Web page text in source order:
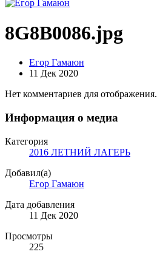
8G8B0086.jpg
Егор Гамаюн
11 Дек 2020
Нет комментариев для отображения.
Информация о медиа
Категория
2016 ЛЕТНИЙ ЛАГЕРЬ
Добавил(а)
Егор Гамаюн
Дата добавления
11 Дек 2020
Просмотры
225